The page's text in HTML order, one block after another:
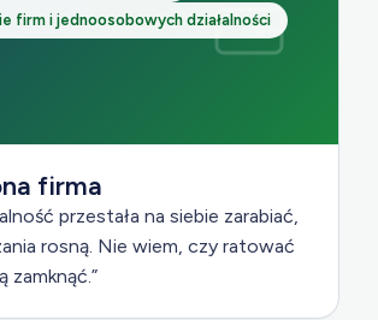
firm i jednoosobowych działalności
firma
przestała na siebie zarabiać,
rosną. Nie wiem, czy ratować
zamknąć.”